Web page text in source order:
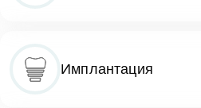
Имплантация